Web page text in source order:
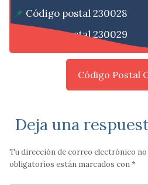
Código postal 230028
Código postal 230029
Código Postal
Deja una
Tu dirección de correo electrónico no
obligatorios están marcados con*